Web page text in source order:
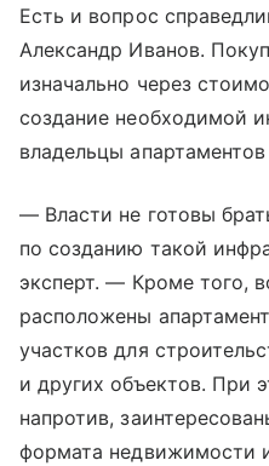
Есть и вопрос
Александр Иванов.
изначально через
создание необходимой
владельцы
— Власти не готовы
по созданию такой
эксперт. — Кроме того,
расположены
участков для
и других объектов. При
напротив,
формата недвижимости